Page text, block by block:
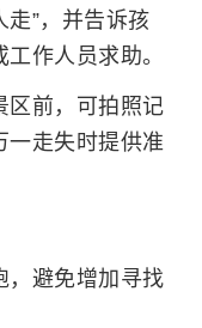
”，并告诉孩
作人员求助。
区前，可拍照记
一走失时提供准
，避免增加寻找